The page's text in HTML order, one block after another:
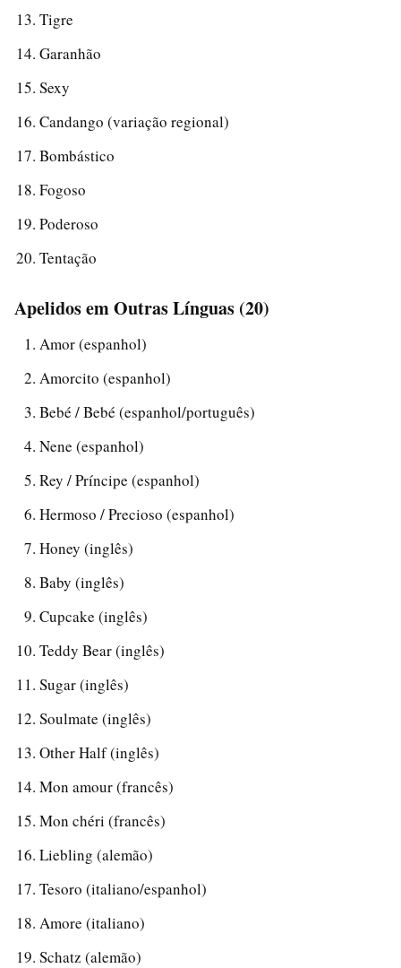
Tigre
Garanhão
Sexy
Candango (variação regional)
Bombástico
Fogoso
Poderoso
Tentação
Apelidos em Outras Línguas (20)
Amor (espanhol)
Amorcito (espanhol)
Bebé / Bebé (espanhol/português)
Nene (espanhol)
Rey / Príncipe (espanhol)
Hermoso / Precioso (espanhol)
Honey (inglês)
Baby (inglês)
Cupcake (inglês)
Teddy Bear (inglês)
Sugar (inglês)
Soulmate (inglês)
Other Half (inglês)
Mon amour (francês)
Mon chéri (francês)
Liebling (alemão)
Tesoro (italiano/espanhol)
Amore (italiano)
Schatz (alemão)